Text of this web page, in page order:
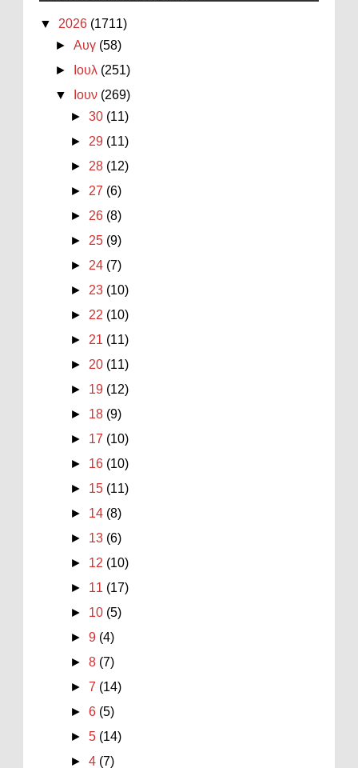
▼ 2026 (1711)
►Αυγ (58)
►
Ιουλ (251)
▼
Ιουν (269)
►30 (11)
► 29 (11)
► 28 (12)
► 27 (6)
► 26 (8)
► 25 (9)
► 24 (7)
► 23 (10)
► 22 (10)
► 21 (11)
► 20 (11)
► 19 (12)
► 18 (9)
► 17 (10)
► 16 (10)
► 15 (11)
► 14 (8)
► 13 (6)
► 12 (10)
► 11 (17)
► 10 (5)
►9 (4)
►8 (7)
►7 (14)
►6 (5)
►5 (14)
►4 (7)